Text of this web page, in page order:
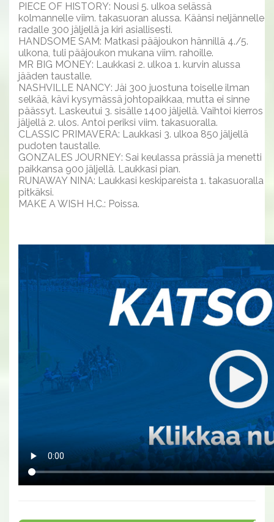
PIECE OF HISTORY: Nousi 5. ulkoa selässä
kolmannelle viim. takasuoran alussa. Käänsi neljännelle
radalle 300 jäljellä ja kiri asiallisesti.
HANDSOME SAM: Matkasi pääjoukon hännillä 4./5.
ulkona, tuli pääjoukon mukana viim. rahoille.
MR BIG MONEY: Laukkasi 2. ulkoa 1. kurvin alussa
jääden taustalle.
NASHVILLE NANCY: Jäi 300 juostuna toiselle ilman
selkää, kävi kysymässä johtopaikkaa, mutta ei sinne
päässyt. Laskeutui 3. sisälle 1400 jäljellä. Vaihtoi kierros
jäljellä 2. ulos. Antoi periksi viim. takasuoralla.
CLASSIC PRIMAVERA: Laukkasi 3. ulkoa 850 jäljellä
pudoten taustalle.
GONZALES JOURNEY: Sai keulassa prässiä ja menetti
paikkansa 900 jäljellä. Laukkasi pian.
RUNAWAY NINA: Laukkasi keskipareista 1. takasuoralla
pitkäksi.
MAKE A WISH H.C.: Poissa.